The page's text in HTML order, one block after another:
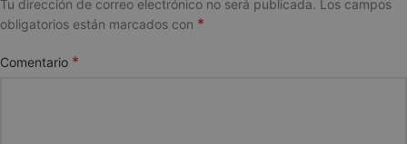
Tu dirección de correo electrónico no será publicada. Los campos
obligatorios están marcados con *
Comentario *